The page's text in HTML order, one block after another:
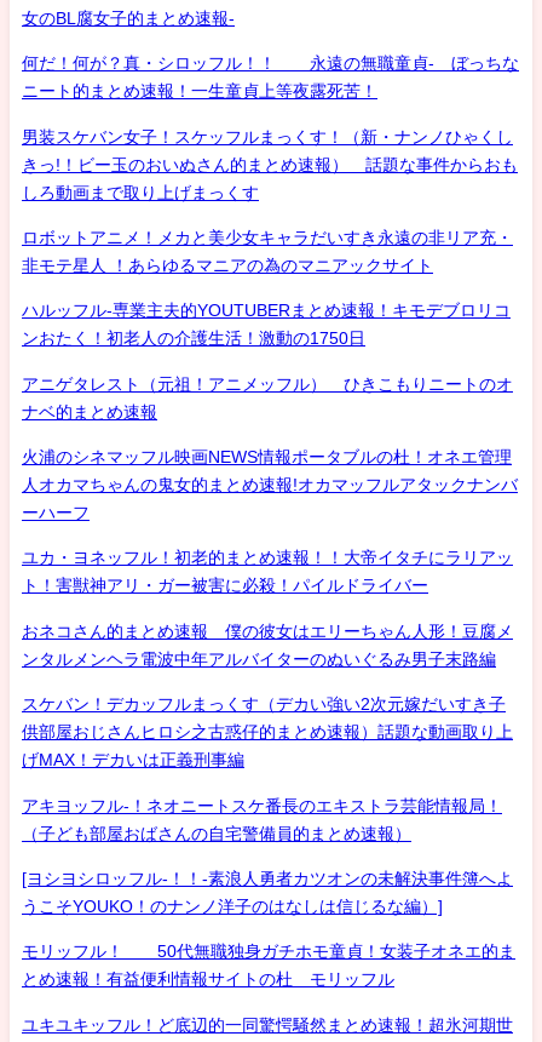
女のBL腐女子的まとめ速報-
何だ！何が？真・シロッフル！！ 永遠の無職童貞- ぼっちな
ニート的まとめ速報！一生童貞上等夜露死苦！
男装スケバン女子！スケッフルまっくす！（新・ナンノひゃくし
きっ!！ビー玉のおいぬさん的まとめ速報） 話題な事件からおも
しろ動画まで取り上げまっくす
ロボットアニメ！メカと美少女キャラだいすき永遠の非リア充・
非モテ星人 ！あらゆるマニアの為のマニアックサイト
ハルッフル-専業主夫的YOUTUBERまとめ速報！キモデブロリコ
ンおたく！初老人の介護生活！激動の1750日
アニゲタレスト（元祖！アニメッフル） ひきこもりニートのオ
ナベ的まとめ速報
火浦のシネマッフル映画NEWS情報ポータブルの杜！オネエ管理
人オカマちゃんの鬼女的まとめ速報!オカマッフルアタックナンバ
ーハーフ
ユカ・ヨネッフル！初老的まとめ速報！！大帝イタチにラリアッ
ト！害獣神アリ・ガー被害に必殺！パイルドライバー
おネコさん的まとめ速報 僕の彼女はエリーちゃん人形！豆腐メ
ンタルメンヘラ電波中年アルバイターのぬいぐるみ男子末路編
スケバン！デカッフルまっくす（デカい強い2次元嫁だいすき子
供部屋おじさんヒロシ之古惑仔的まとめ速報）話題な動画取り上
げMAX！デカいは正義刑事編
アキヨッフル-！ネオニートスケ番長のエキストラ芸能情報局！
（子ども部屋おばさんの自宅警備員的まとめ速報）
[ヨシヨシロッフル-！！-素浪人勇者カツオンの未解決事件簿へよ
うこそYOUKO！のナンノ洋子のはなしは信じるな編）]
モリッフル！ 50代無職独身ガチホモ童貞！女装子オネエ的ま
とめ速報！有益便利情報サイトの杜 モリッフル
ユキユキッフル！ど底辺的一同驚愕騒然まとめ速報！超氷河期世